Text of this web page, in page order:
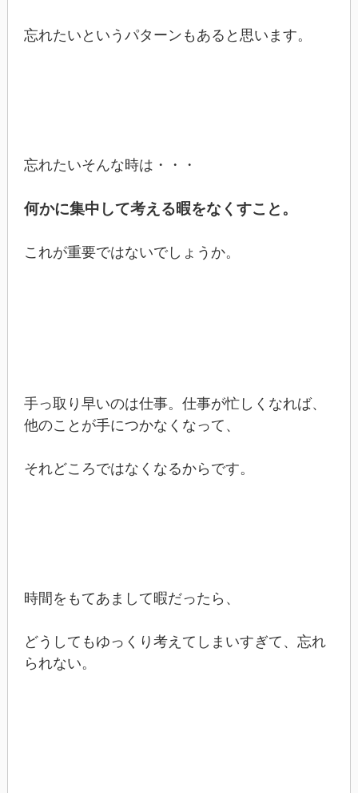
忘れたいというパターンもあると思います。
忘れたいそんな時は・・・
何かに集中して考える暇をなくすこと。
これが重要ではないでしょうか。
手っ取り早いのは仕事。仕事が忙しくなれば、
他のことが手につかなくなって、
それどころではなくなるからです。
時間をもてあまして暇だったら、
どうしてもゆっくり考えてしまいすぎて、忘れ
られない。